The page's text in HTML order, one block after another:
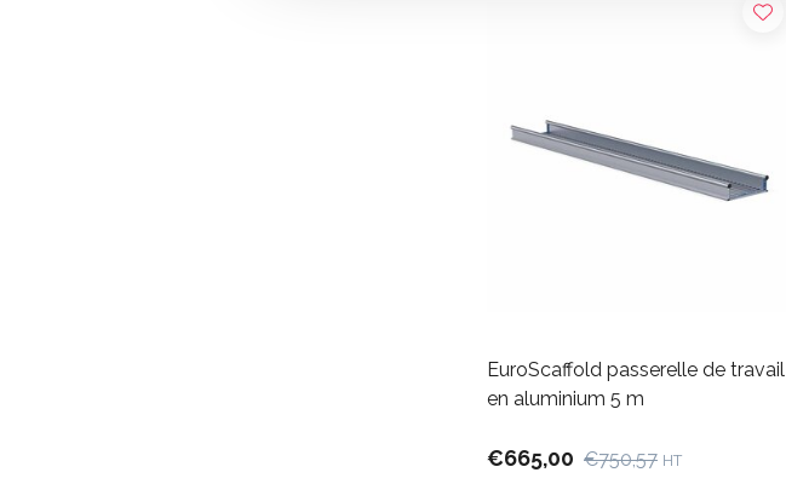
EuroScaffold passerelle de travail
en aluminium 5 m
€665,00 €750,57 HT